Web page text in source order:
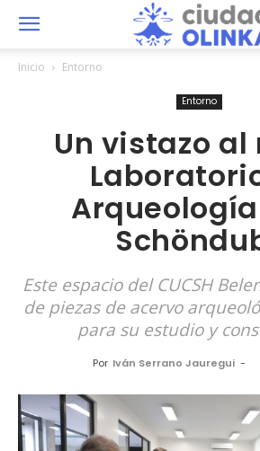
Inicio Entorno
Entorno
Un vistazo al
Este espacio del CUCSH
de piezas de acervo
para su estudio y
Por Iván Serrano Jauregui -